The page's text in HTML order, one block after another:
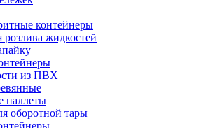
контейнеры
розлива жидкостей
из ПВХ
паллеты
оборотной тары